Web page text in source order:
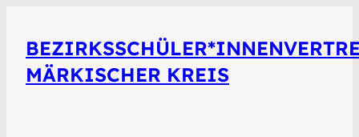
MÄRKISCHER KREIS